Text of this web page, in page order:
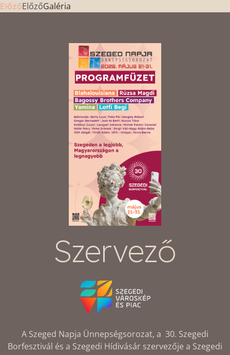
ElőzőElőzőGaléria
Szervező
A Szeged Napja Ünnepségsorozat, a 30. Szegedi
Borfesztivál és a Szegedi Hídivásár szervezője a Szegedi